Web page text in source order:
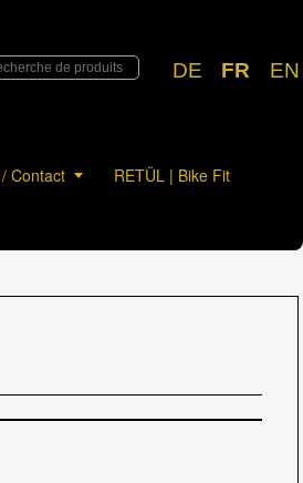
DE FR EN
Contact RETÜL | Bike Fit